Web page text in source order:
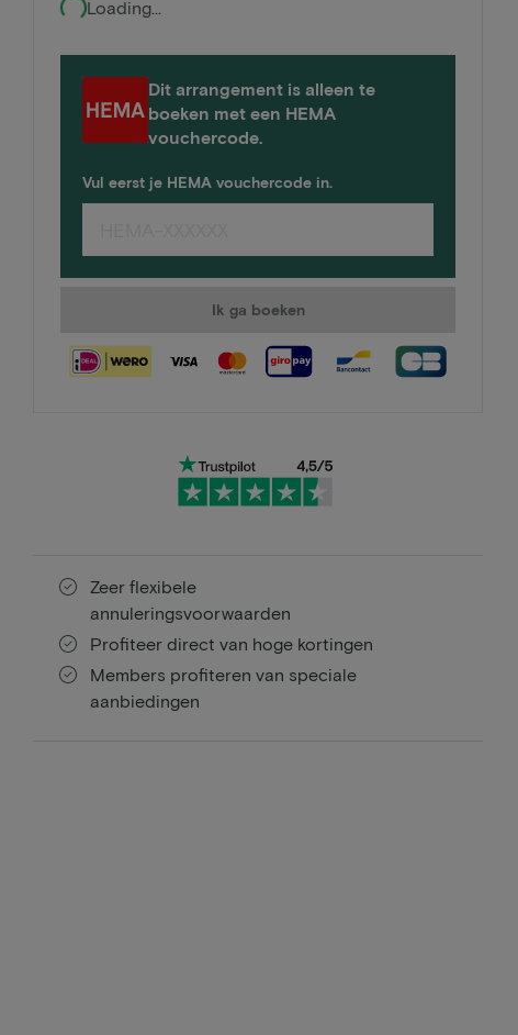
Loading...
Dit arrangement is alleen te
boeken met een HEMA
vouchercode.
Vul eerst je HEMA vouchercode in.
Ik ga boeken
Zeer flexibele
annuleringsvoorwaarden
Profiteer direct van hoge kortingen
Members profiteren van speciale
aanbiedingen